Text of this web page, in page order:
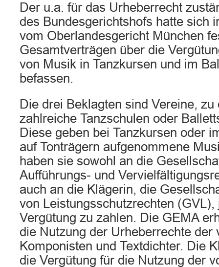
Der u.a. für das Urheberrecht
des Bundesgerichtshofs hatte sich
vom Oberlandesgericht München
Gesamtverträgen über die
von Musik in Tanzkursen und im
befassen.
Die drei Beklagten sind Vereine,
zahlreiche Tanzschulen oder
Diese geben bei Tanzkursen oder
auf Tonträgern aufgenommene
haben sie sowohl an die
Aufführungs- und
auch an die Klägerin, die
von Leistungsschutzrechten (GVL),
Vergütung zu zahlen. Die GEMA
die Nutzung der Urheberrechte der
Komponisten und Textdichter. Die
die Vergütung für die Nutzung der